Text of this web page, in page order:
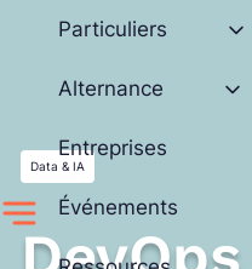
contenu
Particuliers
Alternance
Entreprises
Événements
Data & IA